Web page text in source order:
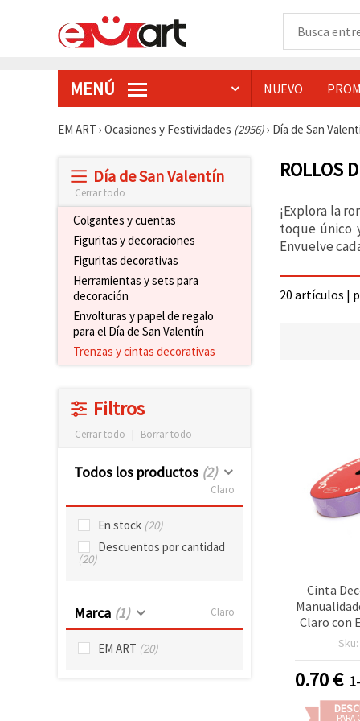
MENÚ NUEVO
EM ART › Ocasiones y Festividades (2956)› Día de San
Día de San Valentín
Cerrar todo
Colgantes y cuentas
Figuritas y decoraciones
Figuritas decorativas
Herramientas y sets para
decoración
Envolturas y papel de regalo
para el Día de San Valentín
Trenzas y cintas decorativas
Filtros
Cerrar todo | Borrar todo
Todos los productos (2)
Claro
En stock (20)
Descuentos por cantidad
(20)
Marca (1) Claro
EM ART (20)
ROLLOS
¡Explora la
toque único
Envuelve
20 artículos |
Cinta
Claro con
Sku:
0.70€
PARA